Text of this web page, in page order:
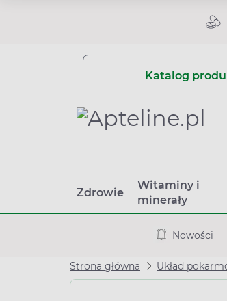
Katalog
Zdrowie
Witaminy i
minerały
Nowości
Strona główna Układ